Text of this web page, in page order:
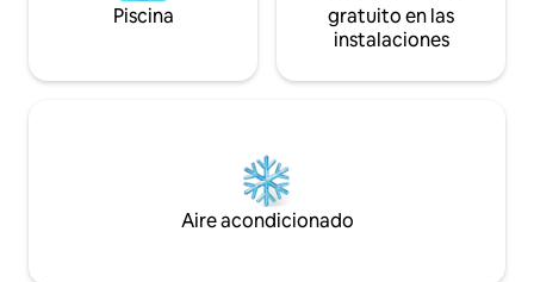
Piscina
gratuito en las
instalaciones
Aire acondicionado